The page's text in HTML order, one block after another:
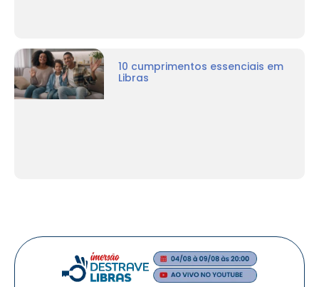
10 cumprimentos essenciais em
Libras